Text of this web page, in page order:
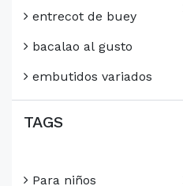
entrecot de buey
bacalao al gusto
embutidos variados
TAGS
Para niños